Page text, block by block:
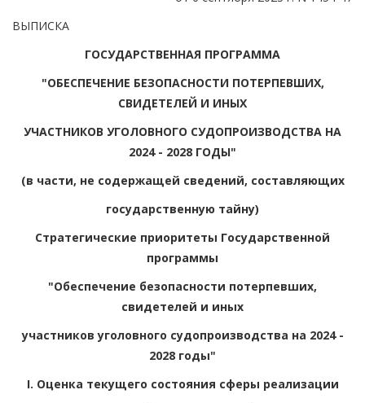
ВЫПИСКА
ГОСУДАРСТВЕННАЯ ПРОГРАММА
"ОБЕСПЕЧЕНИЕ БЕЗОПАСНОСТИ ПОТЕРПЕВШИХ,
СВИДЕТЕЛЕЙ И ИНЫХ
УЧАСТНИКОВ УГОЛОВНОГО СУДОПРОИЗВОДСТВА НА
2024 - 2028 ГОДЫ"
(в части, не содержащей сведений, составляющих
государственную тайну)
Стратегические приоритеты Государственной
программы
"Обеспечение безопасности потерпевших,
свидетелей и иных
участников уголовного судопроизводства на 2024 -
2028 годы"
I. Оценка текущего состояния сферы реализации